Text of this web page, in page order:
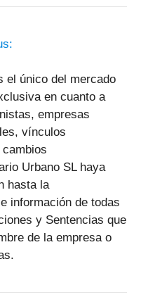
el único del mercado
en cuanto a
empresas
vínculos
Urbano SL haya
hasta la
información de todas
y Sentencias que
de la empresa o